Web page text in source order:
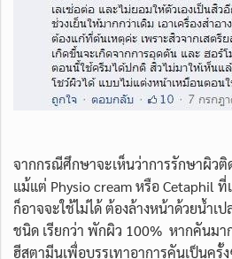
จากกรณีศึกษาจะเห็นว่าการรักษาผิวติ
แม้แต่ Physio cream หรือ Cetaphil
ก็อาจจะใช้ไม่ได้ ต้องล้างหน้าด้วยน้ำเ
ชนิด เรียกว่า พักผิว 100% หากคันม
ฮีสตามีนเพื่อบรรเทาอาการคันเป็นครั้